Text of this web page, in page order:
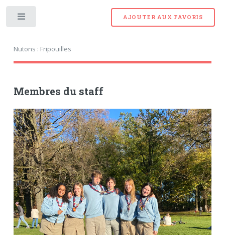
Nutons : Fripouilles
AJOUTER AUX FAVORIS
Membres du staff